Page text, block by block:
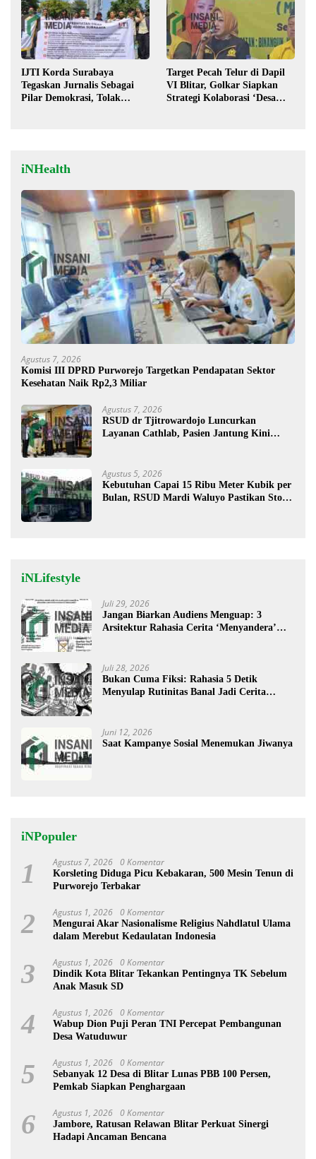
IJTI Korda Surabaya
Tegaskan Jurnalis Sebagai
Pilar Demokrasi, Tolak
Target Pecah Telur di Dapil
VI Blitar, Golkar Siapkan
Strategi Kolaborasi ‘Desa
iNHealth
Agustus 7, 2026
Komisi III DPRD Purworejo Targetkan Pendapatan Sektor
Kesehatan Naik Rp2,3 Miliar
Agustus 7, 2026
RSUD dr Tjitrowardojo Luncurkan
Layanan Cathlab, Pasien Jantung Kini
Agustus 5, 2026
Kebutuhan Capai 15 Ribu Meter Kubik per
Bulan, RSUD Mardi Waluyo Pastikan Stok
iNLifestyle
Juli 29, 2026
Jangan Biarkan Audiens Menguap: 3
Arsitektur Rahasia Cerita ‘Menyandera’
Juli 28, 2026
Bukan Cuma Fiksi: Rahasia 5 Detik
Menyulap Rutinitas Banal Jadi Cerita
Juni 12, 2026
Saat Kampanye Sosial Menemukan Jiwanya
iNPopuler
1 Agustus 7, 2026 0 Komentar
Korsleting Diduga Picu Kebakaran, 500 Mesin Tenun di
Purworejo Terbakar
2 Agustus 1, 2026 0 Komentar
Mengurai Akar Nasionalisme Religius Nahdlatul Ulama
dalam Merebut Kedaulatan Indonesia
3 Agustus 1, 2026 0 Komentar
Dindik Kota Blitar Tekankan Pentingnya TK Sebelum
Anak Masuk SD
4 Agustus 1, 2026 0 Komentar
Wabup Dion Puji Peran TNI Percepat Pembangunan
Desa Watuduwur
5 Agustus 1, 2026 0 Komentar
Sebanyak 12 Desa di Blitar Lunas PBB 100 Persen,
Pemkab Siapkan Penghargaan
6 Agustus 1, 2026 0 Komentar
Jambore, Ratusan Relawan Blitar Perkuat Sinergi
Hadapi Ancaman Bencana